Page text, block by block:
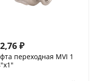
₽
переходная MVI 1